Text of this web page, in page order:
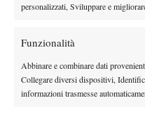
personalizzati, Sviluppare e
Funzionalità
Abbinare e combinare dati
Collegare diversi dispositivi,
informazioni trasmesse